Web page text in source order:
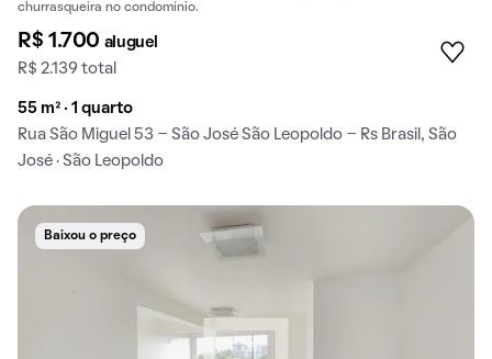
churrasqueira no condomínio.
R$ 1.700 aluguel
R$ 2.139 total
55 m² · 1 quarto
Rua São Miguel 53 - São José São Leopoldo - Rs Brasil, São
José · São Leopoldo
Baixou o preço